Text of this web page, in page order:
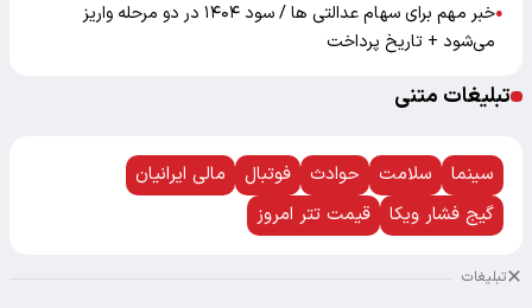
●
خبر مهم برای سهام عدالتی ها / سود ۱۴۰۴ در دو مرحله واریز
می‌شود + تاریخ پرداخت
تبلیغات متنی
سینما سلامت حوادث فوتبال
مالی ایرانیان
گیج فشار ویکا
قیمت تتر امروز
تبلیغات